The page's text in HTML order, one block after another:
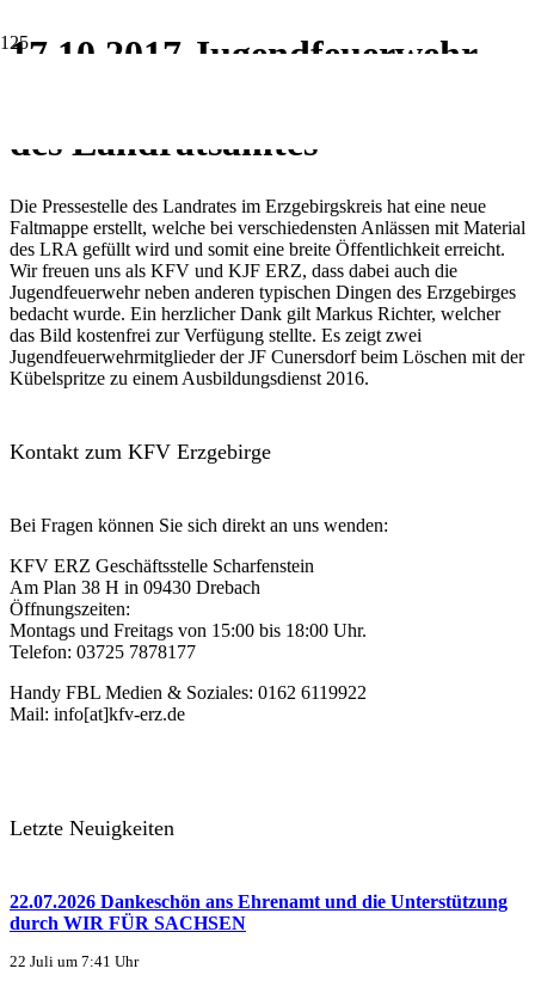
17.10.2017 Jugendfeuerwehr
des Landratsamtes
Die Pressestelle des Landrates im Erzgebirgskreis hat eine neue
Faltmappe erstellt, welche bei verschiedensten Anlässen mit Material
des LRA gefüllt wird und somit eine breite Öffentlichkeit erreicht.
Wir freuen uns als KFV und KJF ERZ, dass dabei auch die
Jugendfeuerwehr neben anderen typischen Dingen des Erzgebirges
bedacht wurde. Ein herzlicher Dank gilt Markus Richter, welcher
das Bild kostenfrei zur Verfügung stellte. Es zeigt zwei
Jugendfeuerwehrmitglieder der JF Cunersdorf beim Löschen mit der
Kübelspritze zu einem Ausbildungsdienst 2016.
Kontakt zum KFV Erzgebirge
Bei Fragen können Sie sich direkt an uns wenden:
KFV ERZ Geschäftsstelle Scharfenstein
Am Plan 38 H in 09430 Drebach
Öffnungszeiten:
Montags und Freitags von 15:00 bis 18:00 Uhr.
Telefon: 03725 7878177
Handy FBL Medien & Soziales: 0162 6119922
Mail: info[at]kfv-erz.de
Letzte Neuigkeiten
22.07.2026 Dankeschön ans Ehrenamt und die Unterstützung
durch WIR FÜR SACHSEN
22 Juli um 7:41 Uhr